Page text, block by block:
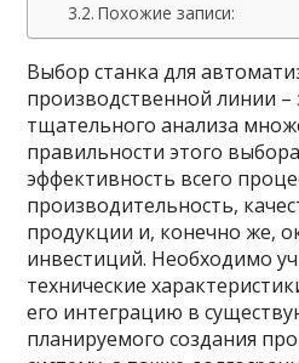
Похожие записи:
Выбор станка для
производственной линии
тщательного анализа
правильности этого
эффективность всего
производительность,
продукции и, конечно же,
инвестиций. Необходимо
технические
его интеграцию в
планируемого создания